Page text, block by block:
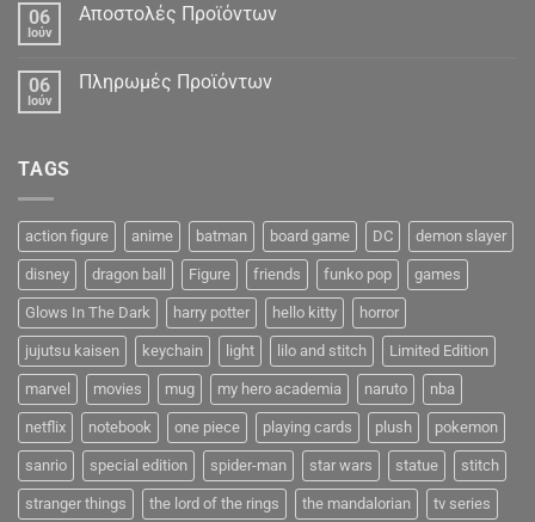
06
Ιούν
Αποστολές Προϊόντων
06
Ιούν
Πληρωμές Προϊόντων
TAGS
action figure anime batman board game DC demon slayer
disney dragon ball Figure friends funko pop games
Glows In The Dark harry potter hello kitty horror
jujutsu kaisen keychain light lilo and stitch Limited Edition
marvel movies mug my hero academia naruto nba
netflix notebook one piece playing cards plush pokemon
sanrio special edition spider-man star wars statue stitch
stranger things the lord of the rings the mandalorian tv series